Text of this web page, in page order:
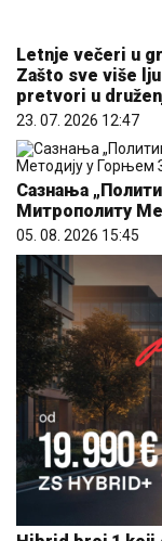
23. 07. 2026 12:47
Митрополиту
05. 08. 2026 15:45
Hibrid broj 1 koji
akcijskoj ceni od
03. 08. 2026 13:23